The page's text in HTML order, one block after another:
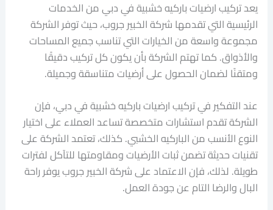
يعد تركيب ارضيات باركيه خشبية في دبي من الخدمات
الرئيسية التي تقدمها شركة الخبير جروب، حيث توفر الشركة
مجموعة واسعة من الخيارات التي تناسب جميع المساحات
والأذواق. كما تهتم الشركة بأن يكون كل تركيب دقيقًا
ومتقنًا لضمان الحصول على أرضيات متناسقة وجميلة.
عند التفكير في تركيب ارضيات باركيه خشبية في دبي، فإن
الشركة تقدم استشارات متخصصة تساعد العملاء على اختيار
النوع الأنسب من الباركيه الخشبي. كذلك، تعتمد الشركة على
تقنيات حديثة تضمن ثبات الأرضيات ومقاومتها للتآكل لفترات
طويلة. لذلك، فإن الاعتماد على شركة الخبير جروب يوفر راحة
البال والرضا التام عن جودة العمل.